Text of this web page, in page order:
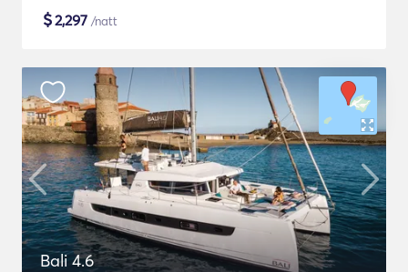
$2,297 /natt
Bali 4.6